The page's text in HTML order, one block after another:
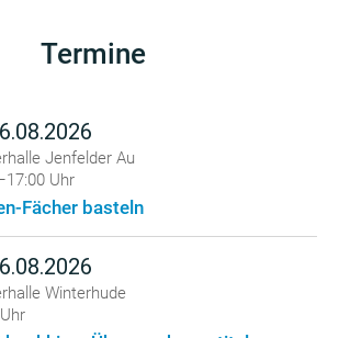
Termine
Jenfelder Au
Uhr
Fächer basteln
Winterhude